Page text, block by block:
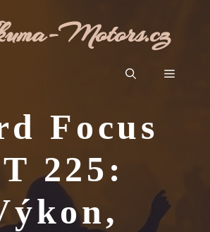
Motors.cz
Menu
Focus
225: